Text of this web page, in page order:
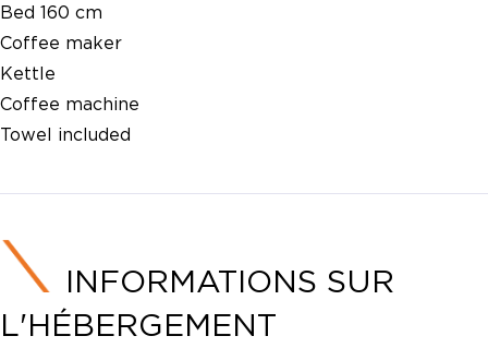
Bed 160 cm
Coffee maker
Kettle
Coffee machine
Towel included
INFORMATIONS SUR
L'HÉBERGEMENT